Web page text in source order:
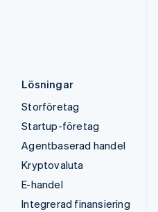
Lösningar
Storföretag
Startup-företag
Agentbaserad handel
Kryptovaluta
E-handel
Integrerad finansiering